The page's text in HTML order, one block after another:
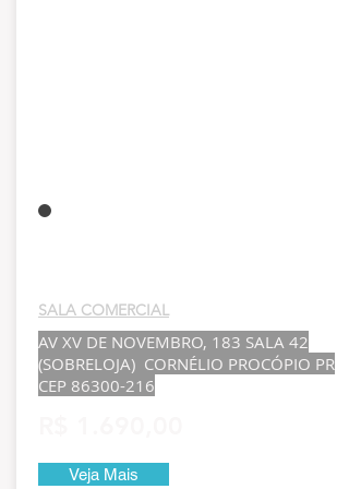
SALA COMERCIAL
AV XV DE NOVEMBRO, 183 SALA 42
(SOBRELOJA) CORNÉLIO PROCÓPIO PR
CEP 86300-216
Veja Mais